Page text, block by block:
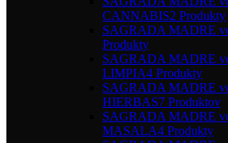
CANNABIS2 Produkty
SAGRADA MADRE
Produkty
SAGRADA MADRE
LIMPIA4 Produkty
SAGRADA MADRE
HIERBAS7 Produktov
SAGRADA MADRE
MASALA4 Produkty